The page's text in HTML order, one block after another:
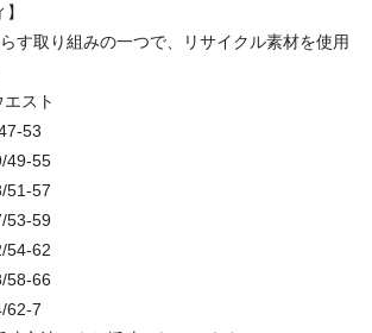
す取り組みの一つで、リサイクル素材を使用
スト
53
49-55
51-57
53-59
54-62
58-66
62-7